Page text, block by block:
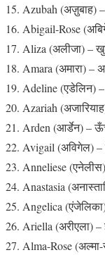
Azubah (अज़ुबाह) –
Abigail-Rose
Aliza (अलीजा) –
Amara (अमारा) –
Adeline (एडेलिन)
Azariah
Arden (आर्डेन) –
Avigail (अविगेल) –
Anneliese
Anastasia
Angelica
Ariella (अरीएला) –
Alma-Rose